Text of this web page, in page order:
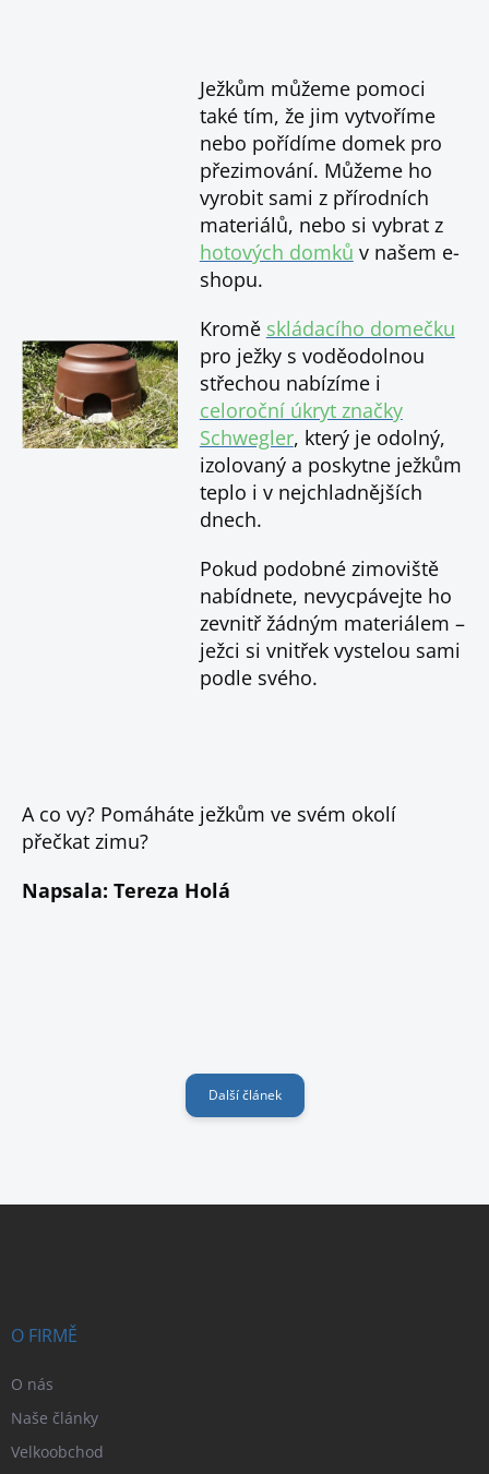
Ježkům můžeme pomoci
také tím, že jim vytvoříme
nebo pořídíme domek pro
přezimování. Můžeme ho
vyrobit sami z přírodních
materiálů, nebo si vybrat z
hotových domků v našem e-
shopu.
Kromě skládacího domečku
pro ježky s voděodolnou
střechou nabízíme i
celoroční úkryt značky
Schwegler, který je odolný,
izolovaný a poskytne ježkům
teplo i v nejchladnějších
dnech.
Pokud podobné zimoviště
nabídnete, nevycpávejte ho
zevnitř žádným materiálem –
ježci si vnitřek vystelou sami
podle svého.
A co vy? Pomáháte ježkům ve svém okolí
přečkat zimu?
Napsala: Tereza Holá
Další článek
O FIRMĚ
O nás
Naše články
Velkoobchod